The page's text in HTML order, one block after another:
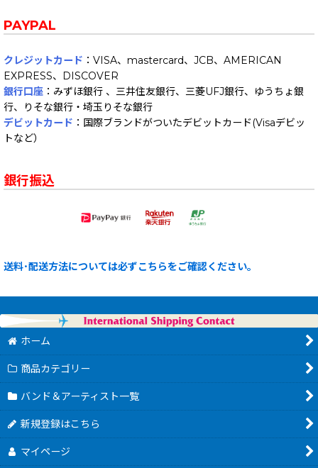
PAYPAL
クレジットカード ：VISA、mastercard、JCB、AMERICAN
EXPRESS、DISCOVER
銀行口座 ：みずほ銀行 、三井住友銀行、三菱UFJ銀行、ゆうちょ銀
行、りそな銀行・埼玉りそな銀行
デビットカード ：国際ブランドがついたデビットカード(Visaデビッ
トなど）
銀行振込
送料･配送方法については必ずこちらをご確認ください。
ホーム
商品カテゴリー
バンド＆アーティスト一覧
新規登録はこちら
マイページ